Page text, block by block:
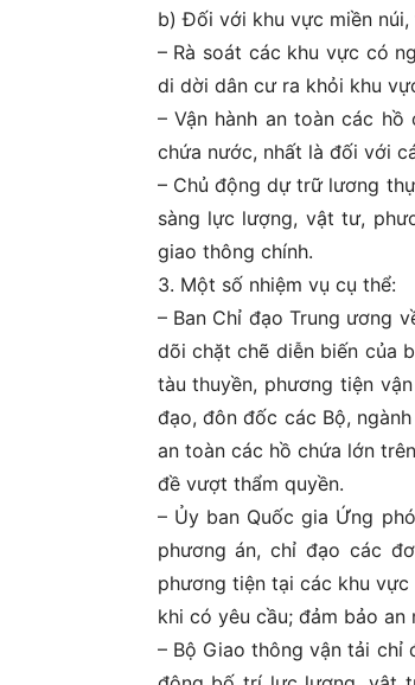
b) Đối với khu vực miền núi,
– Rà soát các khu vực có
di dời dân cư ra khỏi khu
– Vận hành an toàn các
chứa nước, nhất là đối với
– Chủ động dự trữ lương
sàng lực lượng, vật tư,
giao thông chính.
3. Một số nhiệm vụ cụ thể:
– Ban Chỉ đạo Trung ương
dõi chặt chẽ diễn biến của
tàu thuyền, phương tiện
đạo, đôn đốc các Bộ,
an toàn các hồ chứa lớn
đề vượt thẩm quyền.
– Ủy ban Quốc gia Ứng
phương án, chỉ đạo các
phương tiện tại các khu
khi có yêu cầu; đảm bảo
– Bộ Giao thông vận tải chỉ